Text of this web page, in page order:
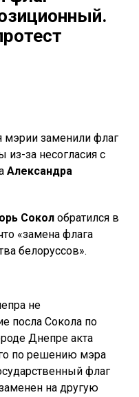
мэрии заменили флаг
из-за несогласия с
Александра
Сокол обратился в
«замена флага
белоруссов».
не
посла Сокола по
Днепре акта
по решению мэра
флаг
на другую